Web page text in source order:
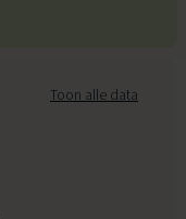
Toon alle data